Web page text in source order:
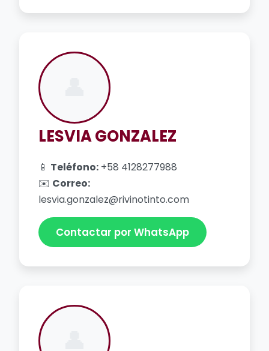
LESVIA GONZALEZ
📱 Teléfono: +58 4128277988
✉️ Correo:
lesvia.gonzalez@rivinotinto.com
Contactar por WhatsApp